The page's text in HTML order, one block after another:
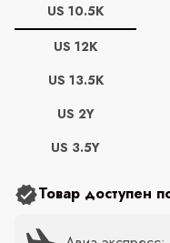
US 10.5K
US 12K
US 13.5K
US 2Y
US 3.5Y
Товар доступен